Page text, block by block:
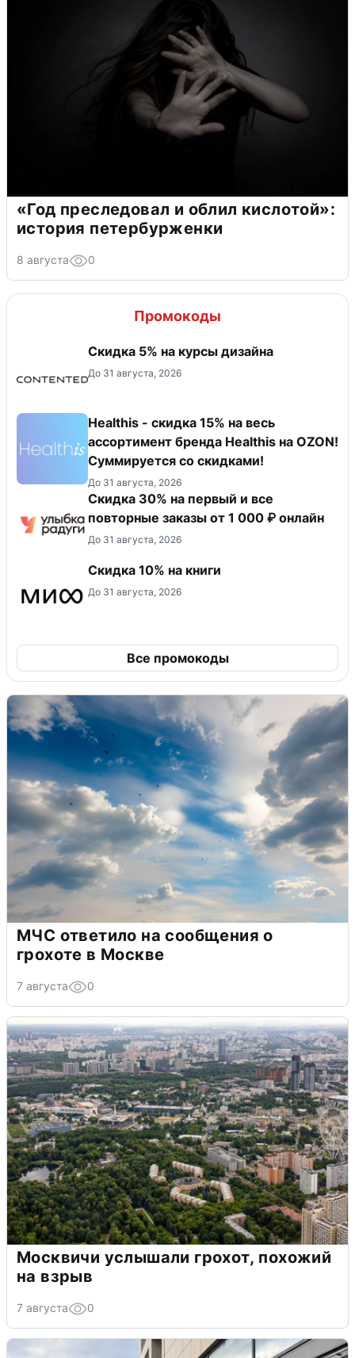
«Год преследовал и облил кислотой»:
история петербурженки
8 августа 0
Промокоды
Скидка 5% на курсы дизайна
До 31 августа, 2026
Healthis - скидка 15% на весь
ассортимент бренда Healthis на OZON!
Суммируется со скидками!
До 31 августа, 2026
Скидка 30% на первый и все
повторные заказы от 1 000 ₽ онлайн
До 31 августа, 2026
Скидка 10% на книги
До 31 августа, 2026
Все промокоды
МЧС ответило на сообщения о
грохоте в Москве
7 августа 0
Москвичи услышали грохот, похожий
на взрыв
7 августа 0